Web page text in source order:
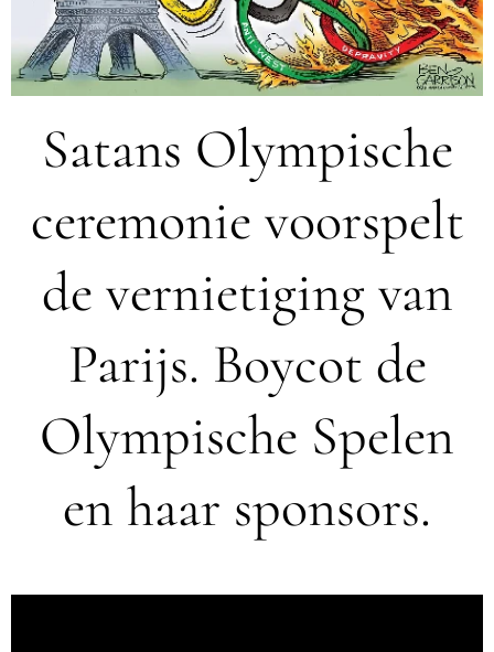
Satans Olympische
ceremonie voorspelt
de vernietiging van
Parijs. Boycot de
Olympische Spelen
en haar sponsors.